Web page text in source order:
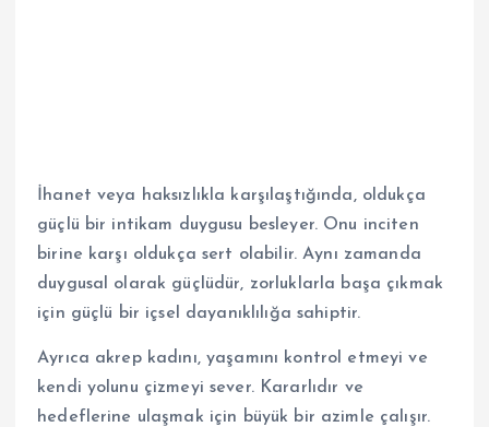
İhanet veya haksızlıkla karşılaştığında, oldukça
güçlü bir intikam duygusu besleyer. Onu inciten
birine karşı oldukça sert olabilir. Aynı zamanda
duygusal olarak güçlüdür, zorluklarla başa çıkmak
için güçlü bir içsel dayanıklılığa sahiptir.
Ayrıca akrep kadını, yaşamını kontrol etmeyi ve
kendi yolunu çizmeyi sever. Kararlıdır ve
hedeflerine ulaşmak için büyük bir azimle çalışır.